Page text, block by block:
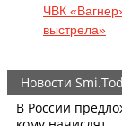
ЧВК
выстрела»